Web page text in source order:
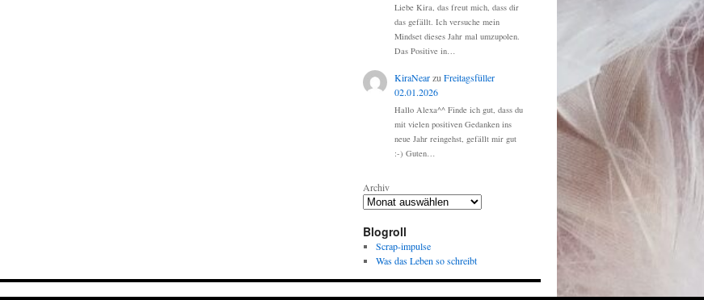
Liebe Kira, das freut mich, dass dir
das gefällt. Ich versuche mein
Mindset dieses Jahr mal umzupolen.
Das Positive in…
KiraNearzu Freitagsfüller
02.01.2026
Hallo Alexa^^ Finde ich gut, dass du
mit vielen positiven Gedanken ins
neue Jahr reingehst, gefällt mir gut
:-) Guten…
Archiv
Blogroll
Scrap-impulse
Was das Leben so schreibt